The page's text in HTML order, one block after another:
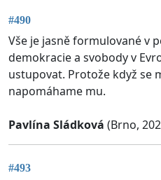
#490
Vše je jasně formulované v
demokracie a svobody v
ustupovat. Protože když se
napomáhame mu.
Pavlína Sládková (Brno,
#493